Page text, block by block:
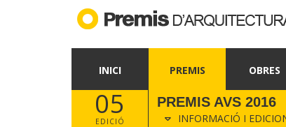
INICI PREMIS OBRES
05
EDICIÓ
PREMIS AVS 2016
INFORMACIÓ I